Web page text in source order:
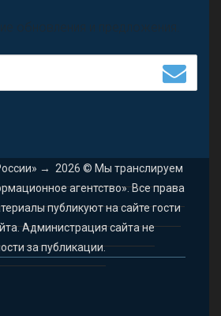
обновления и предложения.
→ 2026 © Мы транслируем
агентство». Все права
публикуют на сайте гости
Администрация сайта не
за публикации.